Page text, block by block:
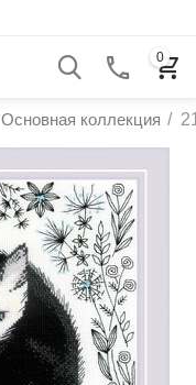
0
Основная коллекция /